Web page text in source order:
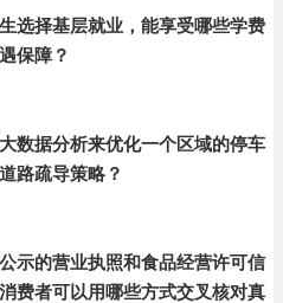
选择基层就业，能享受哪些学费
保障？
数据分析来优化一个区域的停车
路疏导策略？
示的营业执照和食品经营许可信
费者可以用哪些方式交叉核对真